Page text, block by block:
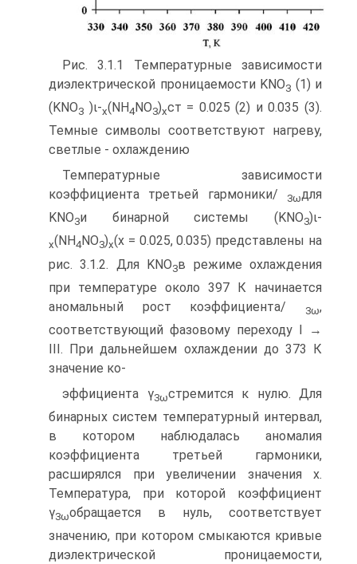
Рис. 3.1.1 Температурные зависимости
диэлектрической проницаемости KNO3 (1) и
(KNO3 )ι-x(NH4NO3)xст = 0.025 (2) и 0.035 (3).
Темные символы соответствуют нагреву,
светлые - охлаждению
Температурные зависимости
коэффициента третьей гармоники/
3ωдля
KNO3и бинарной системы (KNO3)ι-
x(NH4 NO3)x(х = 0.025, 0.035) представле­ны на
рис. 3.1.2. Для KNO3в режиме охлаждения
при температуре около 397 К начинается
аномальный рост коэффициента/
3ω,
соответствующий фа­зовому переходу I →
III. При дальнейшем охлаждении до 373 К
значение ко-
эффициента γ3ωстремится к нулю. Для
бинарных систем температурный ин­тервал,
в котором наблюдалась аномалия
коэффициента третьей гармоники,
расширялся при увеличении значения х.
Температура, при которой коэффи­циент
γ3ωобращается в нуль, соответствует
значению, при котором смыкают­ся кривые
диэлектрической проницаемости,